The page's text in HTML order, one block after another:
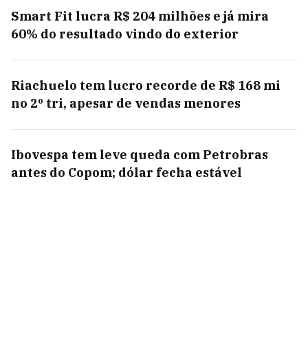
Smart Fit lucra R$ 204 milhões e já mira
60% do resultado vindo do exterior
Riachuelo tem lucro recorde de R$ 168 mi
no 2º tri, apesar de vendas menores
Ibovespa tem leve queda com Petrobras
antes do Copom; dólar fecha estável